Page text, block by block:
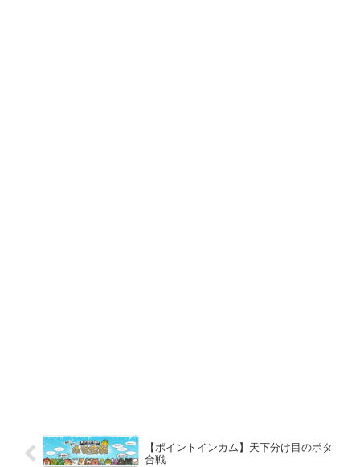
【ポイントインカム】天下分け目のポタ
合戦